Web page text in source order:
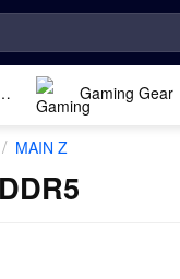
Gaming Gear
/ MAIN Z